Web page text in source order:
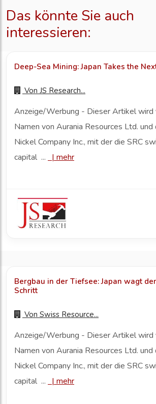
Das könnte Sie auch
interessieren:
Deep-Sea Mining: Japan Takes the
Von JS Research...
Anzeige/Werbung - Dieser Artikel wird
Namen von Aurania Resources Ltd. und
Nickel Company Inc., mit der die SRC
capital ...
| mehr
Bergbau in der Tiefsee: Japan wagt
Schritt
Von Swiss Resource...
Anzeige/Werbung - Dieser Artikel wird
Namen von Aurania Resources Ltd. und
Nickel Company Inc., mit der die SRC
capital ...
| mehr